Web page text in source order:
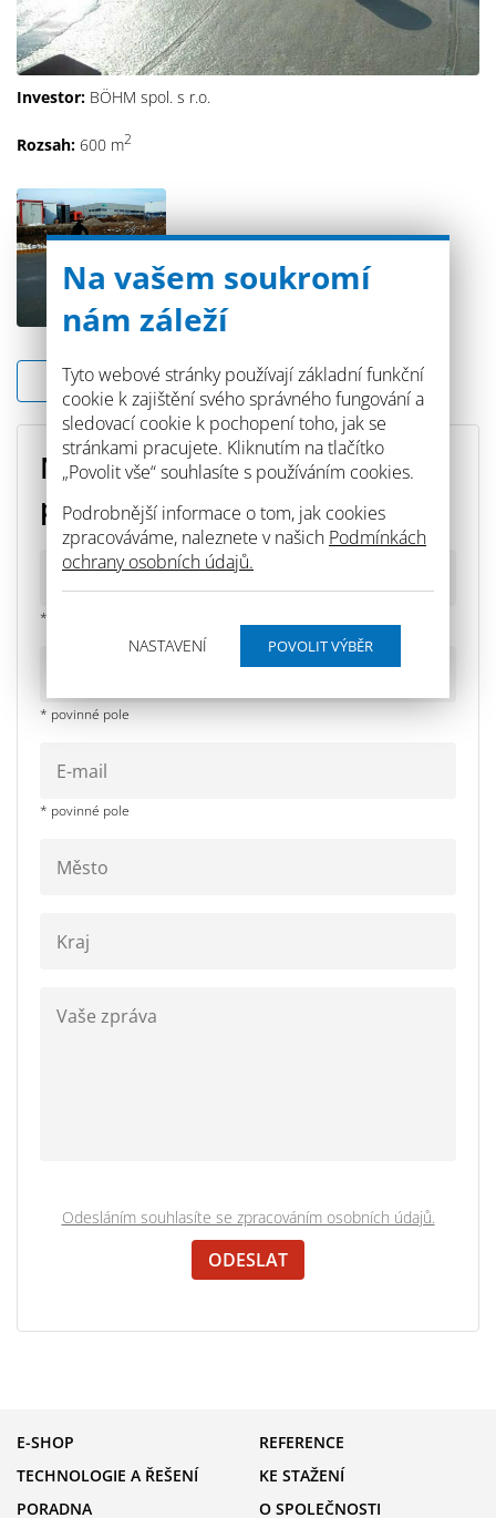
Na vašem soukromí
nám záleží
Tyto webové stránky používají základní funkční
cookie k zajištění svého správného fungování a
sledovací cookie k pochopení toho, jak se
stránkami pracujete. Kliknutím na tlačítko
„Povolit vše“ souhlasíte s používáním cookies.
Podrobnější informace o tom, jak cookies
zpracováváme, naleznete v našich Podmínkách
ochrany osobních údajů.
NASTAVENÍ
Investor: BÖHM spol. s r.o.
Rozsah: 600 m2
Zpět na seznam
Máte dotaz či potřebujete
poradit s výběrem produktu?
* povinné pole
* povinné pole
* povinné pole
Odesláním souhlasíte se zpracováním osobních údajů.
E-SHOP
TECHNOLOGIE A ŘEŠENÍ
PORADNA
REFERENCE
KE STAŽENÍ
O SPOLEČNOSTI